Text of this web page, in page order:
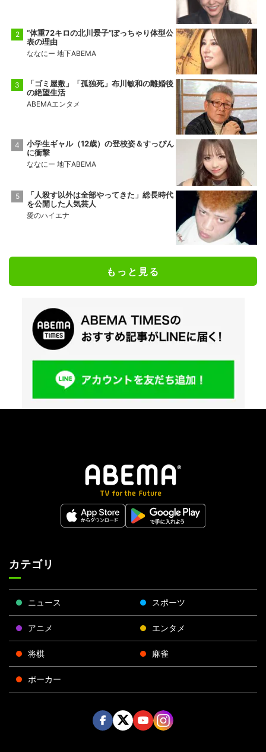
“体重72キロの北川景子”ぽっちゃり体型公
表の理由
ななにー 地下ABEMA
「ゴミ屋敷」「孤独死」布川敏和の離婚後
の絶望生活
ABEMAエンタメ
小学生ギャル（12歳）の登校姿＆すっぴん
に衝撃
ななにー 地下ABEMA
「人殺す以外は全部やってきた」総長時代
を公開した人気芸人
愛のハイエナ
もっと見る
カテゴリ
ニュース スポーツ
アニメ エンタメ
将棋 麻雀
ポーカー